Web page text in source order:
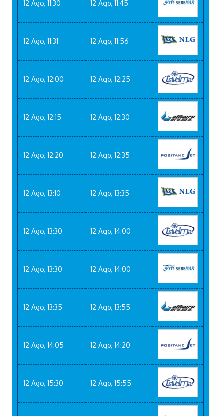
12 Ago, 11:30 12 Ago, 11:45
12 Ago, 11:31 12 Ago, 11:56
12 Ago, 12:00 12 Ago, 12:25
12 Ago, 12:15 12 Ago, 12:30
12 Ago, 12:20 12 Ago, 12:35
12 Ago, 13:10 12 Ago, 13:35
12 Ago, 13:30 12 Ago, 14:00
12 Ago, 13:30 12 Ago, 14:00
12 Ago, 13:35 12 Ago, 13:55
12 Ago, 14:05 12 Ago, 14:20
12 Ago, 15:30 12 Ago, 15:55